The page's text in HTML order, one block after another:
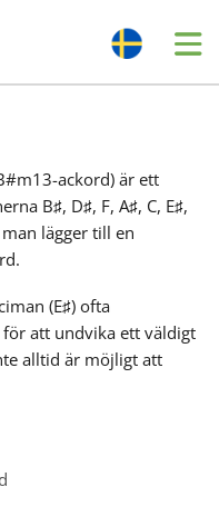
ackord) är ett
B♯, D♯, F, A♯, C, E♯,
lägger till en
(E♯) ofta
att undvika ett väldigt
alltid är möjligt att